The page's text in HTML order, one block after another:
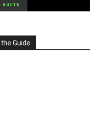
SUITE
Guide